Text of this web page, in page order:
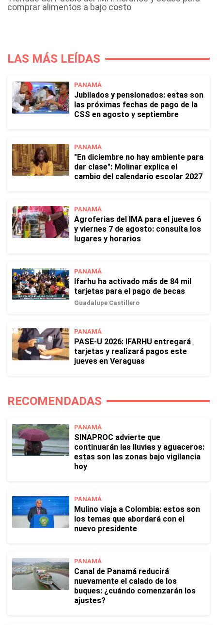
comprar alimentos a bajo costo
LAS MÁS LEÍDAS
PANAMÁ
Jubilados y pensionados: estas son
las próximas fechas de pago de la
CSS en agosto y septiembre
PANAMÁ
"En diciembre no hay ambiente para
dar clase": Molinar explica el
cambio del calendario escolar 2027
PANAMÁ
Agroferias del IMA para el jueves 6
y viernes 7 de agosto: consulta los
lugares y horarios
PANAMÁ
Ifarhu ha activado más de 84 mil
tarjetas para el pago de becas
Guadalupe Castillero
PANAMÁ
PASE-U 2026: IFARHU entregará
tarjetas y realizará pagos este
jueves en Veraguas
RECOMENDADAS
PANAMÁ
SINAPROC advierte que
continuarán las lluvias y aguaceros:
estas son las zonas bajo vigilancia
hoy
PANAMÁ
Mulino viaja a Colombia: estos son
los temas que abordará con el
nuevo presidente
PANAMÁ
Canal de Panamá reducirá
nuevamente el calado de los
buques: ¿cuándo comenzarán los
ajustes?